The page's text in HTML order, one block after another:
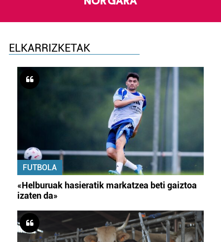
ELKARRIZKETAK
FUTBOLA
«Helburuak hasieratik markatzea beti gaiztoa
izaten da»